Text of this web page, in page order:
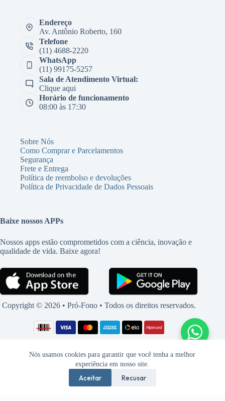
Nós usamos cookies para garantir que você tenha a melhor
experiência em nosso site.
Aceitar Recusar
Endereço
Av. Antônio Roberto, 160
Telefone
(11) 4688-2220
WhatsApp
(11) 99175-5257
Sala de Atendimento Virtual:
Clique aqui
Horário de funcionamento
08:00 às 17:30
Sobre Nós
Como Comprar e Parcelamentos
Segurança
Frete e Entrega
Política de reembolso e devoluções
Política de Privacidade de Dados Pessoais
Baixe nossos APPs
Nossos apps estão comprometidos com a ciência, inovação e
qualidade de vida. Baixe agora!
Copyright © 2026 • Pró-Fono • Todos os direitos reservados.